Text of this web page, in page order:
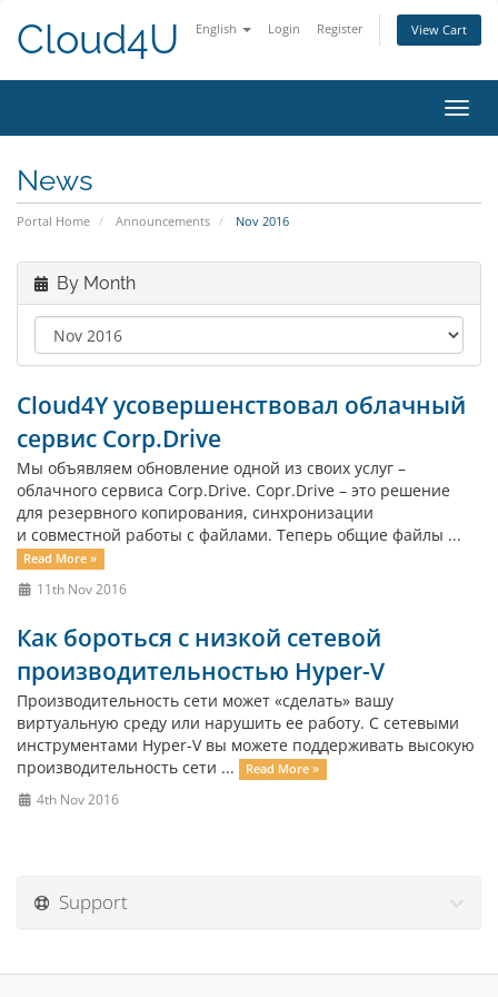
English Login Register View Cart
Cloud4U
News
Portal Home Announcements Nov 2016
By Month
Cloud4Y усовершенствовал облачный
сервис Corp.Drive
Мы объявляем обновление одной из своих услуг –
облачного сервиса Corp.Drive. Copr.Drive – это решение
для резервного копирования, синхронизации
и совместной работы с файлами. Теперь общие файлы ...
Read More »
11th Nov 2016
Как бороться с низкой сетевой
производительностью Hyper-V
Производительность сети может «сделать» вашу
виртуальную среду или нарушить ее работу. С сетевыми
инструментами Hyper-V вы можете поддерживать высокую
производительность сети ...
Read More »
4th Nov 2016
Support